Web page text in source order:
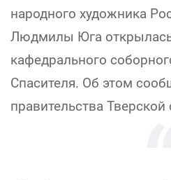
народного художника
Людмилы Юга открылась
кафедрального
Спасителя. Об этом
правительства Тверской